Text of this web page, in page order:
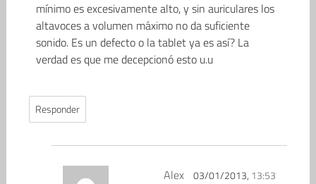
mínimo es excesivamente alto, y sin auriculares los
altavoces a volumen máximo no da suficiente
sonido. Es un defecto o la tablet ya es así? La
verdad es que me decepcionó esto u.u
Responder
Alex 03/01/2013, 13:53